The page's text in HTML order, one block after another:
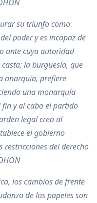
su triunfo como
poder y es incapaz de
ante cuya autoridad
la burguesía, que
anarquía, prefiere
una monarquía
y al cabo el partido
legal crea al
el gobierno
del derecho
los cambios de frente
de los papeles son